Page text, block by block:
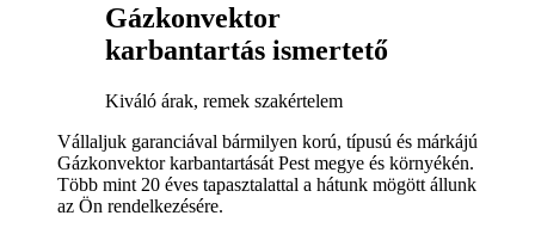
Gázkonvektor
karbantartás ismertető
Kiváló árak, remek szakértelem
Vállaljuk garanciával bármilyen korú, típusú és márkájú
Gázkonvektor karbantartását Pest megye és környékén.
Több mint 20 éves tapasztalattal a hátunk mögött állunk
az Ön rendelkezésére.